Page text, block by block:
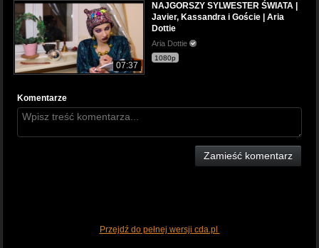
07:37
NAJGORSZY SYLWESTER ŚWIATA |
Javier, Kassandra i Goście | Aria
Dottie
Aria Dottie
1080p
Komentarze
Zamieść komentarz
Przejdź do pełnej wersji cda.pl